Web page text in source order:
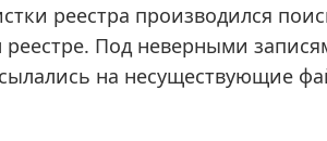
реестра производился
Под неверными
на несуществующие